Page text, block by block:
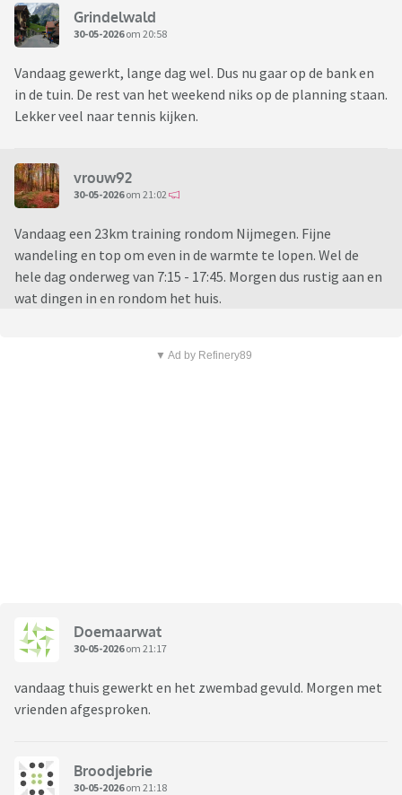
Grindelwald
30-05-2026om 20:58
Vandaag gewerkt, lange dag wel. Dus nu gaar op de bank en
in de tuin. De rest van het weekend niks op de planning staan.
Lekker veel naar tennis kijken.
vrouw92
30-05-2026om 21:02
Vandaag een 23km training rondom Nijmegen. Fijne
wandeling en top om even in de warmte te lopen. Wel de
hele dag onderweg van 7:15 - 17:45. Morgen dus rustig aan en
wat dingen in en rondom het huis.
▼ Ad by Refinery89
Doemaarwat
30-05-2026om 21:17
vandaag thuis gewerkt en het zwembad gevuld. Morgen met
vrienden afgesproken.
Broodjebrie
30-05-2026om 21:18